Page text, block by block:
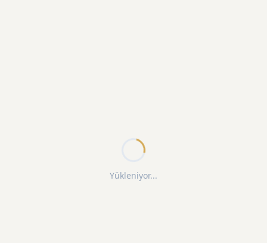
Yükleniyor...